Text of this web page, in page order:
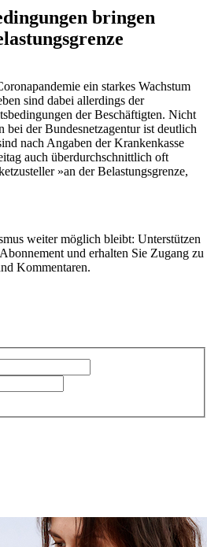
bringen
ein starkes Wachstum
sind dabei allerdings der
der Beschäftigten. Nicht
bei der Bundesnetzagentur ist deutlich
nach Angaben der Krankenkasse
auch überdurchschnittlich oft
»an der Belastungsgrenze,
weiter möglich bleibt: Unterstützen
und erhalten Sie Zugang zu
Kommentaren.